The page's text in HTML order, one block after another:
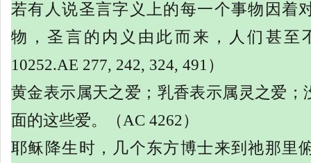
若有人说圣言字义上的每一个事物因着
物，圣言的内义由此而来，人们甚至
10252.AE 277, 242, 324, 491）
黄金表示属天之爱；乳香表示属灵之爱；
面的这些爱。（AC 4262）
耶稣降生时，几个东方博士来到祂那里